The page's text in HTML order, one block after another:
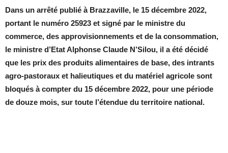
Dans un arrêté publié à Brazzaville, le 15 décembre 2022,
portant le numéro 25923 et signé par le ministre du
commerce, des approvisionnements et de la consommation,
le ministre d’Etat Alphonse Claude N’Silou, il a été décidé
que les prix des produits alimentaires de base, des intrants
agro-pastoraux et halieutiques et du matériel agricole sont
bloqués à compter du 15 décembre 2022, pour une période
de douze mois, sur toute l’étendue du territoire national.